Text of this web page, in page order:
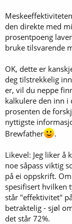
den direkte med
prosentpoeng
bruke tilsvarende
OK, dette er
deg tilstrekkelig
er, vil du neppe
kalkulere den inn i
prosenten de
nyttigste
Brewfather
.
Likevel: Jeg liker å
noe såpass viktig
på ei oppskrift.
spesifisert hvilken
står "effektivitet"
betraktelig - sjøl
det står 72%.